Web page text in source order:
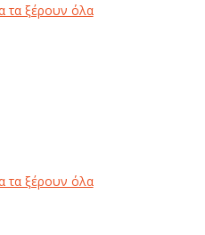
τα ξέρουν όλα
τα ξέρουν όλα